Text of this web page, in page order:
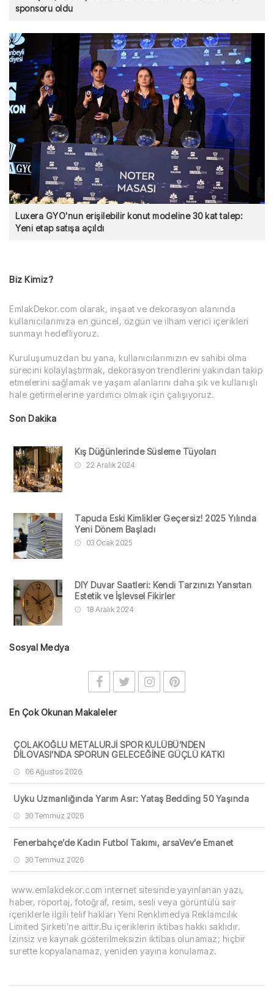
sponsoru oldu
Luxera GYO'nun erişilebilir konut modeline 30 kat talep:
Yeni etap satışa açıldı
Biz Kimiz?
EmlakDekor.com olarak, inşaat ve dekorasyon alanında
kullanıcılarımıza en güncel, özgün ve ilham verici içerikleri
sunmayı hedefliyoruz.
Kuruluşumuzdan bu yana, kullanıcılarımızın ev sahibi olma
sürecini kolaylaştırmak, dekorasyon trendlerini yakından takip
etmelerini sağlamak ve yaşam alanlarını daha şık ve kullanışlı
hale getirmelerine yardımcı olmak için çalışıyoruz.
Son Dakika
Kış Düğünlerinde Süsleme Tüyoları
22 Aralık 2024
Tapuda Eski Kimlikler Geçersiz! 2025 Yılında
Yeni Dönem Başladı
03 Ocak 2025
DIY Duvar Saatleri: Kendi Tarzınızı Yansıtan
Estetik ve İşlevsel Fikirler
18 Aralık 2024
Sosyal Medya
En Çok Okunan Makaleler
ÇOLAKOĞLU METALURJİ SPOR KULÜBÜ’NDEN
DİLOVASI’NDA SPORUN GELECEĞİNE GÜÇLÜ KATKI
06 Ağustos 2026
Uyku Uzmanlığında Yarım Asır: Yataş Bedding 50 Yaşında
30 Temmuz 2026
Fenerbahçe’de Kadın Futbol Takımı, arsaVev’e Emanet
30 Temmuz 2026
www.emlakdekor.com internet sitesinde yayınlanan yazı,
haber, röportaj, fotoğraf, resim, sesli veya görüntülü sair
içeriklerle ilgili telif hakları Yeni Renklimedya Reklamcılık
Limited Şirketi’ne aittir.Bu içeriklerin iktibas hakkı saklıdır.
İzinsiz ve kaynak gösterilmeksizin iktibas olunamaz; hiçbir
surette kopyalanamaz, yeniden yayına konulamaz.